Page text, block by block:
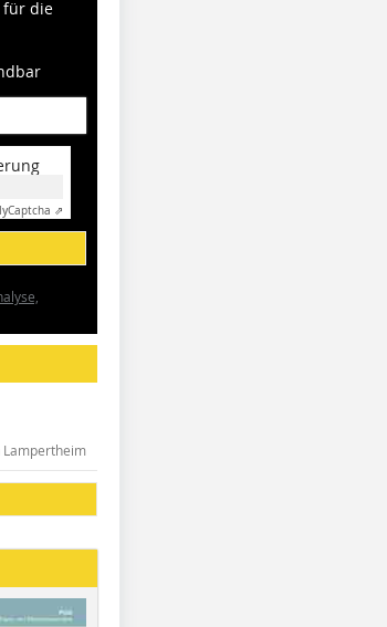
für die
Captcha ⇗
Lampertheim